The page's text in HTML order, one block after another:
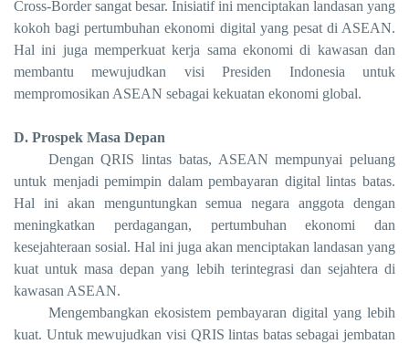
Cross-Border sangat besar. Inisiatif ini menciptakan landasan yang
kokoh bagi pertumbuhan ekonomi digital yang pesat di ASEAN.
Hal ini juga memperkuat kerja sama ekonomi di kawasan dan
membantu mewujudkan visi Presiden Indonesia untuk
mempromosikan ASEAN sebagai kekuatan ekonomi global.
D. Prospek Masa Depan
Dengan QRIS lintas batas, ASEAN mempunyai peluang
untuk menjadi pemimpin dalam pembayaran digital lintas batas.
Hal ini akan menguntungkan semua negara anggota dengan
meningkatkan perdagangan, pertumbuhan ekonomi dan
kesejahteraan sosial. Hal ini juga akan menciptakan landasan yang
kuat untuk masa depan yang lebih terintegrasi dan sejahtera di
kawasan ASEAN.
Mengembangkan ekosistem pembayaran digital yang lebih
kuat. Untuk mewujudkan visi QRIS lintas batas sebagai jembatan